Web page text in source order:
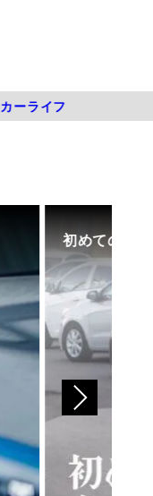
カーライフ
初めての中